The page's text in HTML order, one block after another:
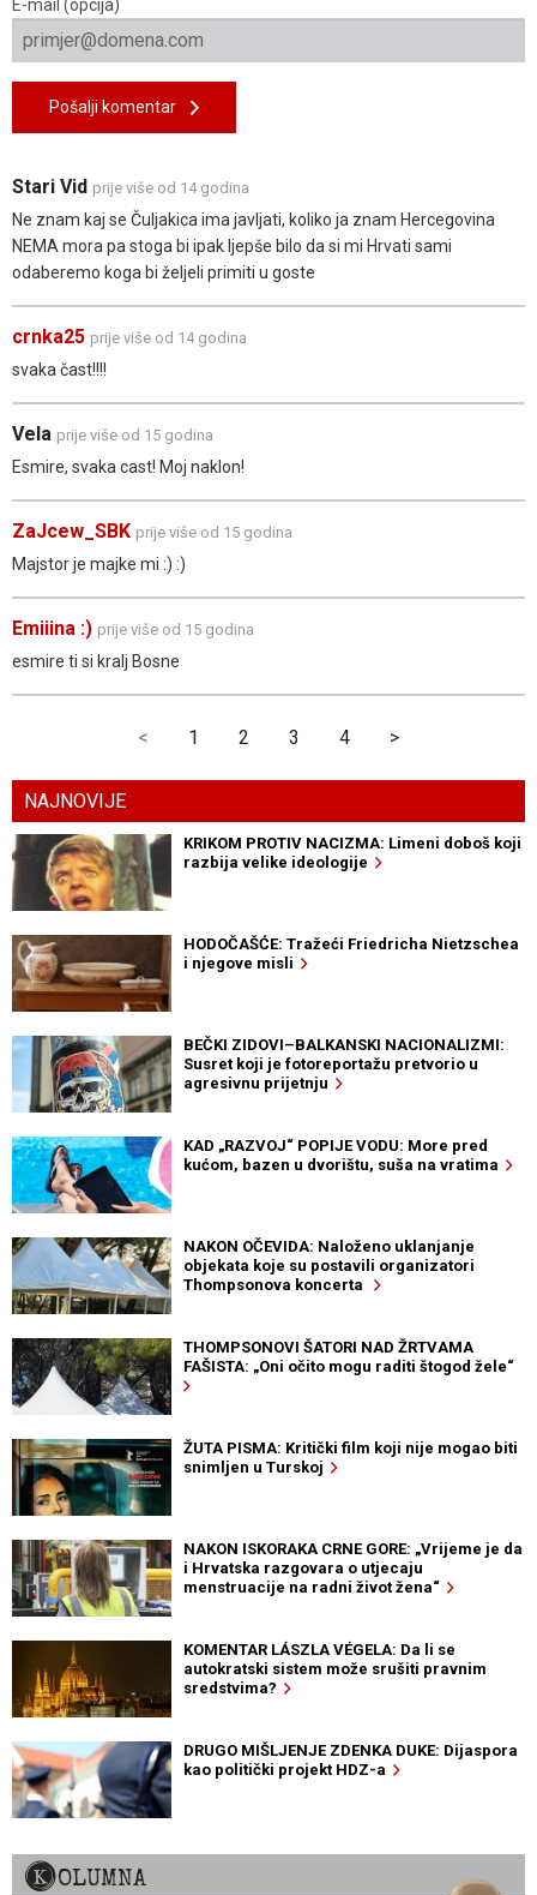
E-mail (opcija)
Pošalji komentar
Stari Vid prije više od 14 godina
Ne znam kaj se Čuljakica ima javljati, koliko ja znam Hercegovina
NEMA mora pa stoga bi ipak ljepše bilo da si mi Hrvati sami
odaberemo koga bi željeli primiti u goste
crnka25 prije više od 14 godina
svaka čast!!!!
Vela prije više od 15 godina
Esmire, svaka cast! Moj naklon!
ZaJcew_SBK prije više od 15 godina
Majstor je majke mi :) :)
Emiiina :) prije više od 15 godina
esmire ti si kralj Bosne
< 1 2 3 4 >
NAJNOVIJE
KRIKOM PROTIV NACIZMA: Limeni doboš koji
razbija velike ideologije
HODOČAŠĆE: Tražeći Friedricha Nietzschea
i njegove misli
BEČKI ZIDOVI–BALKANSKI NACIONALIZMI:
Susret koji je fotoreportažu pretvorio u
agresivnu prijetnju
KAD „RAZVOJ“ POPIJE VODU: More pred
kućom, bazen u dvorištu, suša na vratima
NAKON OČEVIDA: Naloženo uklanjanje
objekata koje su postavili organizatori
Thompsonova koncerta
THOMPSONOVI ŠATORI NAD ŽRTVAMA
FAŠISTA: „Oni očito mogu raditi štogod žele“
ŽUTA PISMA: Kritički film koji nije mogao biti
snimljen u Turskoj
NAKON ISKORAKA CRNE GORE: „Vrijeme je da
i Hrvatska razgovara o utjecaju
menstruacije na radni život žena“
KOMENTAR LÁSZLA VÉGELA: Da li se
autokratski sistem može srušiti pravnim
sredstvima?
DRUGO MIŠLJENJE ZDENKA DUKE: Dijaspora
kao politički projekt HDZ-a
KOLUMNA